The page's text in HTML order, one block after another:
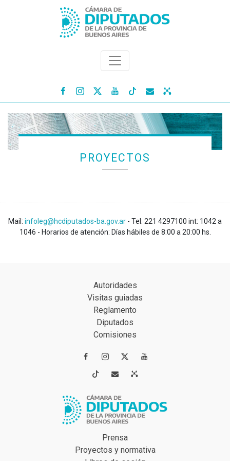
   
PROYECTOS
Mail: infoleg@hcdiputados-ba.gov.ar - Tel: 221 4297100 int: 1042 a
1046 - Horarios de atención: Días hábiles de 8:00 a 20:00 hs.
Autoridades
Visitas guiadas
Reglamento
Diputados
Comisiones
 
 
Prensa
Proyectos y normativa